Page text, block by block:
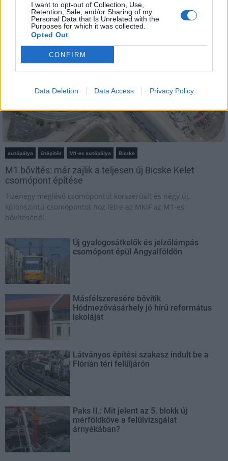
I want to opt-out of Collection, Use,
Retention, Sale, and/or Sharing of my
Personal Data that Is Unrelated with the
Purposes for which it was collected.
Opted Out
CONFIRM
Data Deletion Data Access Privacy Policy
autópálya útépítés M1-es autópálya Bicske
M1 bővítés: már zajlik a teljesen új Bicske Kelet
csomópont építése
Tizenegy meglévő csomópontot korszerűsít és négy új,
különszintű csomópontot hoz létre az MKIF az M1-es
bővítésénél.
Új gyalogosátkelők és jelzőlámpás
csomópont épül Angyalföldön
Másfélszeresére bővítik
Hódmezővásárhely jó hírű református
iskoláját
Látványos építési szakasz indult be a
Flórián téri felüljárón
Paks II.: Mit jelent az 5. blokk új
mérföldköve a felülvizsgálat
árnyékában?